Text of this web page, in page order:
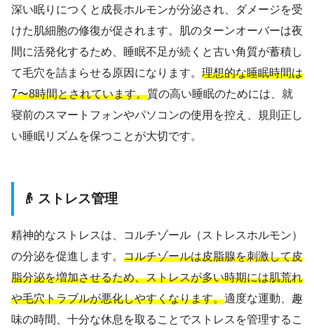
深い眠りにつくと成長ホルモンが分泌され、ダメージを受
けた肌細胞の修復が促されます。肌のターンオーバーは夜
間に活発化するため、睡眠不足が続くと古い角質が蓄積し
て毛穴を詰まらせる原因になります。 理想的な睡眠時間は
7〜8時間とされています。質の高い睡眠のためには、就
寝前のスマートフォンやパソコンの使用を控え、規則正し
い睡眠リズムを保つことが大切です。
👴 ストレス管理
精神的なストレスは、コルチゾール（ストレスホルモン）
の分泌を促進します。 コルチゾールは皮脂腺を刺激して皮
脂分泌を増加させるため、ストレスが多い時期には肌荒れ
や毛穴トラブルが悪化しやすくなります。適度な運動、趣
味の時間、十分な休息を取ることでストレスを管理するこ